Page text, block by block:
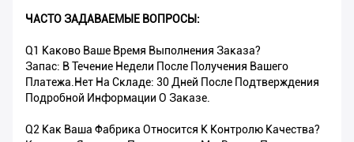
ЧАСТО ЗАДАВАЕМЫЕ ВОПРОСЫ:
Q1 Каково Ваше Время Выполнения Заказа?
Запас: В Течение Недели После Получения Вашего
Платежа.Нет На Складе: 30 Дней После Подтверждения
Подробной Информации О Заказе.
Q2 Как Ваша Фабрика Относится К Контролю Качества?